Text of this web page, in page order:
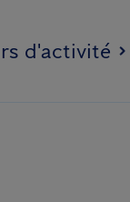
d'activité